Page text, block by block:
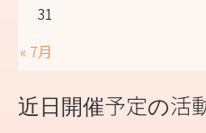
31
« 7月
近日開催予定の活